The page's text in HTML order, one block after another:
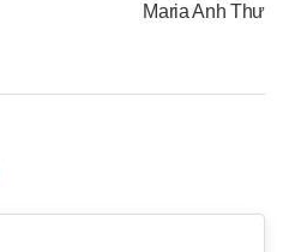
Maria Anh Thư